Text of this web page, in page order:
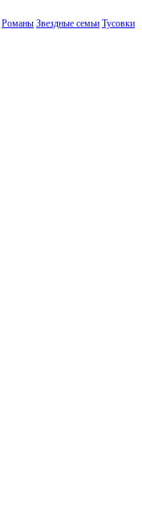
Романы Звездные семьи Тусовки